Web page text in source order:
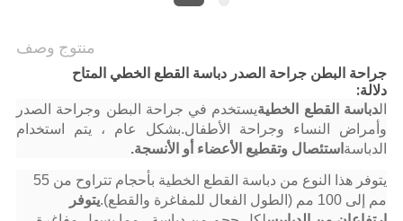
منتوج وصف
جراحة البطن جراحة الصدر دباسة القطع الخطي المتاح
دلالة:
الدباسة القطع الخطيةيستخدم في جراحة البطن وجراحة الصدر
وأمراض النساء وجراحة الأطفال.بشكل عام ، يتم استخدام
الدباسة استئصال وتقطيع الأعضاء أو الأنسجة.
يتوفر هذا النوع من دباسة القطع الخطية بأحجام تتراوح من 55
مم إلى 100 مم (الطول الفعال للمفاغرة والقطع).
يتوفر